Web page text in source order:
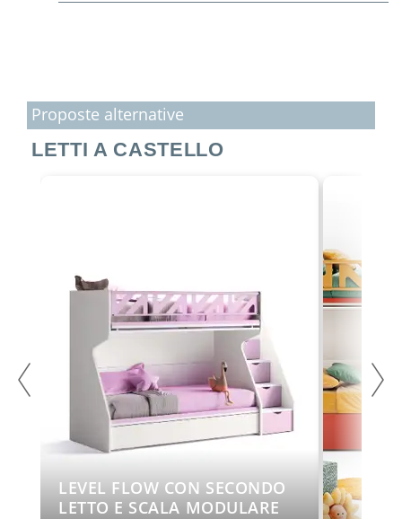
Proposte alternative
LETTI A CASTELLO
LEVEL FLOW CON SECONDO
LETTO E SCALA MODULARE